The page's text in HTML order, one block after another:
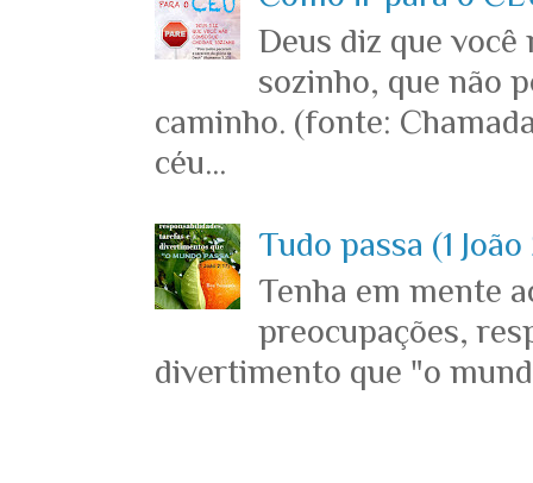
Deus diz que você
sozinho, que não
caminho. (fonte:
céu...
Tudo passa (1 João
Tenha em mente
preocupações,
divertimento que "o